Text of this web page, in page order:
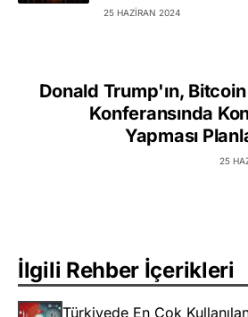
25 HAZIRAN 2024
Donald Trump'ın,
Konferansında
Yapması
25
İlgili Rehber İçerikleri
Türkiyede En Çok